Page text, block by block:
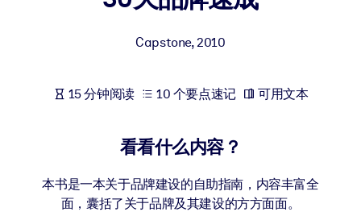
将简短且经过验证的知识引入您的 LMS/LXP，以获得更强的学习效
面向企业图书馆
面向人工智能系统
结果。
Capstone,2010
15 分钟阅读 10 个要点速记 可用文本
看看什么内容？
本书是一本关于品牌建设的自助指南，内容丰富全
面，囊括了关于品牌及其建设的方方面面。